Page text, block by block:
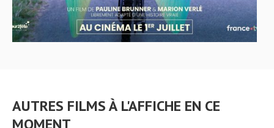
AUTRES FILMS À L'AFFICHE EN CE
MOMENT